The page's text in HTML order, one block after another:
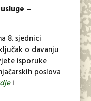
–
8. sjednici
o davanju
isporuke
poslova
i